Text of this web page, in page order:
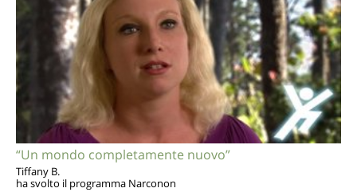
“Un mondo completamente nuovo”
Tiffany B.
ha svolto il programma Narconon